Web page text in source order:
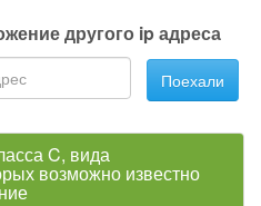
другого ip адреса
Поехали
C, вида
возможно известно